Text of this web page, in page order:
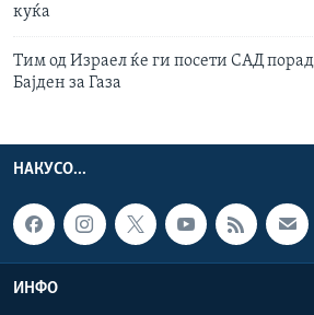
куќа
Tим од Израел ќе ги посети САД
Бајден за Газа
НАКУСО...
ИНФО